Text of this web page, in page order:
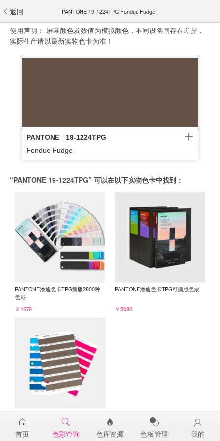
返回 PANTONE 19-1224TPG Fondue Fudge
使用声明： 屏幕颜色及数值为模拟颜色，不同设备间存在差异，
实际生产请以最新实物色卡为准！
PANTONE
19-1224TPG
Fondue Fudge
“PANTONE 19-1224TPG” 可以在以下实物色卡中找到：
PANTONE潘通色卡TPG新版2800种
色彩
￥1679
PANTONE潘通色卡TPG可撕版色票
￥5080
19-1224TPG
￥98
首页 色彩查询 色库资源 色板管理 我的